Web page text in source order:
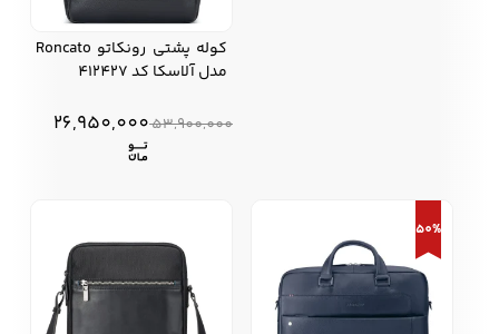
کوله پشتی رونکاتو Roncato
مدل آلاسکا کد 412427
53,900,000
26,950,000
50%